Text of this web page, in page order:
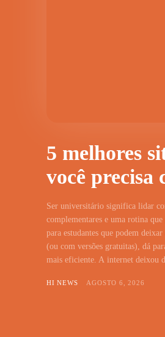
5 melhores
você precisa
Ser universitário significa lidar
complementares e uma rotina
para estudantes que podem
(ou com versões gratuitas), dá
mais eficiente. A internet deixou
HI NEWS AGOSTO 6, 2026